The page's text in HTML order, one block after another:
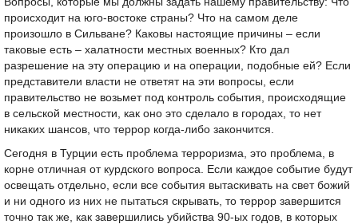
происходит на юго-востоке страны? Что на самом деле
произошло в Сильване? Каковы настоящие причины – если
таковые есть – халатности местных военных? Кто дал
разрешение на эту операцию и на операции, подобные ей? Если
представители власти не ответят на эти вопросы, если
правительство не возьмет под контроль события, происходящие
в сельской местности, как оно это сделало в городах, то нет
никаких шансов, что террор когда-либо закончится.
Сегодня в Турции есть проблема терроризма, это проблема, в
корне отличная от курдского вопроса. Если каждое событие будут
освещать отдельно, если все события вытаскивать на свет божий
и ни одного из них не пытаться скрывать, то террор завершится
точно так же, как завершились убийства 90-ых годов, в которых